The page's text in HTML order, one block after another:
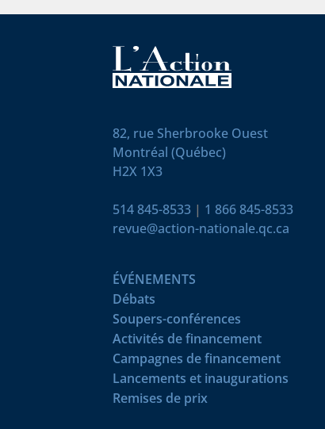
82, rue Sherbrooke Ouest
Montréal (Québec)
H2X 1X3
514 845-8533 | 1 866 845-8533
revue@action-nationale.qc.ca
ÉVÉNEMENTS
Débats
Soupers-conférences
Activités de financement
Campagnes de financement
Lancements et inaugurations
Remises de prix